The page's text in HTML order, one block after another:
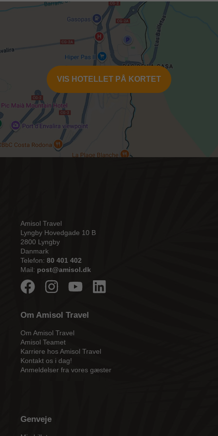
af hotellet og betales direkte ved ind- eller udtjekning.
5* hotel 3,14 Euro pr nat pr person
4* hotel 2,09 Euro pr nat pr person
2-3* hotel 1,57 Euro pr nat pr person
VIS HOTELLET PÅ KORTET
Amisol Travel
Lyngby Hovedgade 10 B
2800 Lyngby
Danmark
Telefon: 80 401 402
Mail: post@amisol.dk
Om Amisol Travel
Om Amisol Travel
Amisol Teamet
Karriere hos Amisol Travel
Kontakt os i dag!
Anmeldelser fra vores gæster
Genveje